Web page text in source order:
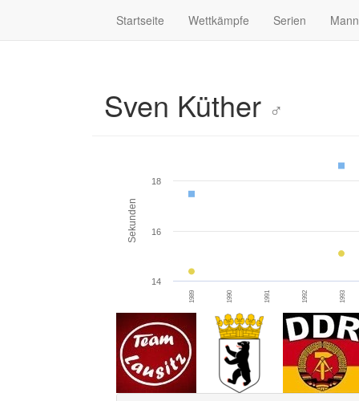
Startseite Wettkämpfe Serien
Sven Küther ♂
Sekunden
1989 1990 1991 1992 1993
14
16
18